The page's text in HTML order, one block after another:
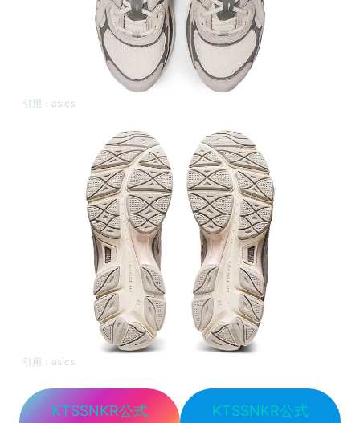
引用： asics
引用： asics
KTSSNKR公式
KTSSNKR公式